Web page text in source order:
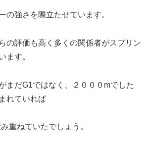
の強さを際立たせています。
の評価も高く多くの関係者がスプリン
ます。
まだG1ではなく、２０００mでした
れていれば
重ねていたでしょう。